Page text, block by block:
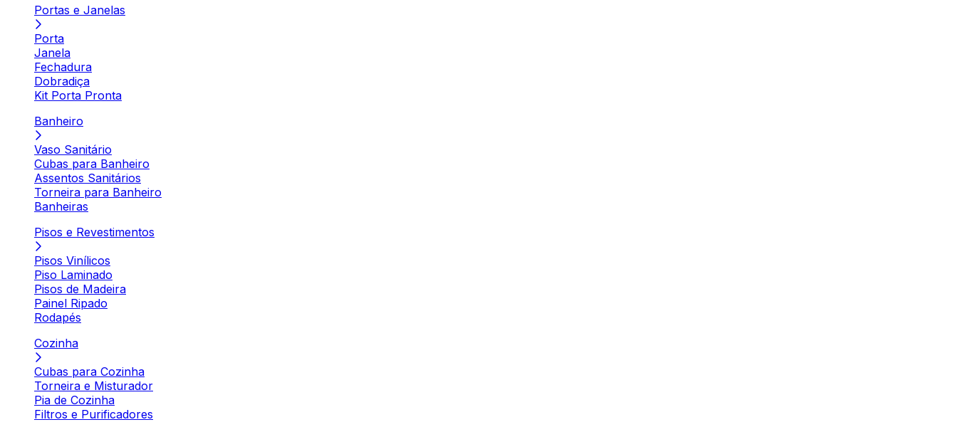
Portas e Janelas
Porta
Janela
Fechadura
Dobradiça
Kit Porta Pronta
Banheiro
Vaso Sanitário
Cubas para Banheiro
Assentos Sanitários
Torneira para Banheiro
Banheiras
Pisos e Revestimentos
Pisos Vinílicos
Piso Laminado
Pisos de Madeira
Painel Ripado
Rodapés
Cozinha
Cubas para Cozinha
Torneira e Misturador
Pia de Cozinha
Filtros e Purificadores